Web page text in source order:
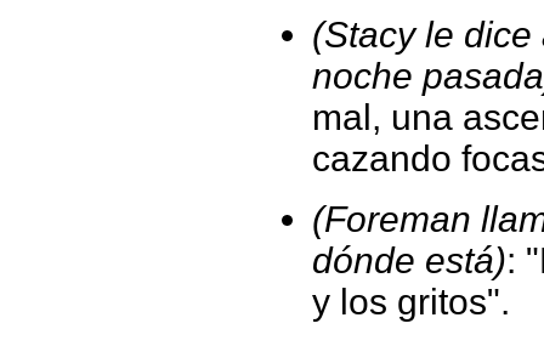
(Stacy le
noche
mal, una
cazando
(Foreman
dónde está):
y los gritos".